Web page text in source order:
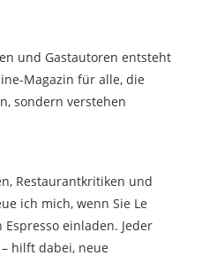
und Gastautoren entsteht
Magazin für alle, die
sondern verstehen
Restaurantkritiken und
ich mich, wenn Sie Le
einladen. Jeder
hilft dabei, neue